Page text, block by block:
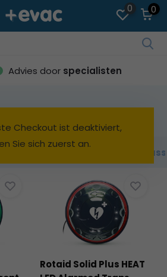
0 0
Advies door specialisten
Checkout ist deaktiviert,
Sie sich zuerst an.
Rotaid Solid Plus HEAT